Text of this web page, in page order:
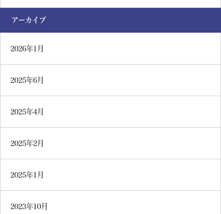
アーカイブ
2026年1月
2025年6月
2025年4月
2025年2月
2025年1月
2023年10月